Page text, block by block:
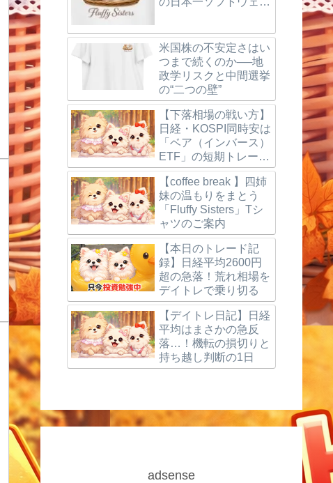
米国株の不安定さはい
つまで続くのか──地
政学リスクと中間選挙
の“二つの壁”
【下落相場の戦い方】
日経・KOSPI同時安は
「ベア（インバース）
ETF」の短期トレード
で狙う
【coffee break 】四姉
妹の温もりをまとう
「Fluffy Sisters」Tシ
ャツのご案内
【本日のトレード記
録】日経平均2600円
超の急落！荒れ相場を
デイトレで乗り切る
【デイトレ日記】日経
平均はまさかの急反
落…！機転の損切りと
持ち越し判断の1日
adsense